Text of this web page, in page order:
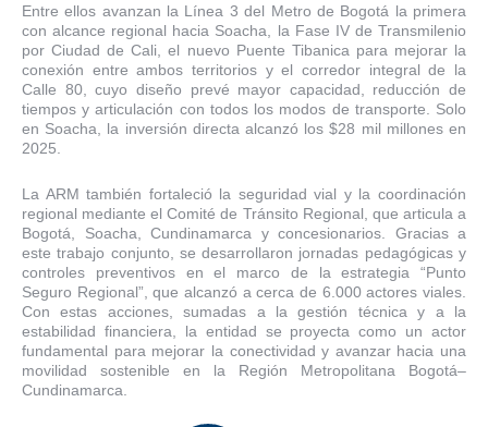
Entre ellos avanzan la Línea 3 del Metro de Bogotá la primera
con alcance regional hacia Soacha, la Fase IV de Transmilenio
por Ciudad de Cali, el nuevo Puente Tibanica para mejorar la
conexión entre ambos territorios y el corredor integral de la
Calle 80, cuyo diseño prevé mayor capacidad, reducción de
tiempos y articulación con todos los modos de transporte. Solo
en Soacha, la inversión directa alcanzó los $28 mil millones en
2025.
La ARM también fortaleció la seguridad vial y la coordinación
regional mediante el Comité de Tránsito Regional, que articula a
Bogotá, Soacha, Cundinamarca y concesionarios. Gracias a
este trabajo conjunto, se desarrollaron jornadas pedagógicas y
controles preventivos en el marco de la estrategia “Punto
Seguro Regional”, que alcanzó a cerca de 6.000 actores viales.
Con estas acciones, sumadas a la gestión técnica y a la
estabilidad financiera, la entidad se proyecta como un actor
fundamental para mejorar la conectividad y avanzar hacia una
movilidad sostenible en la Región Metropolitana Bogotá–
Cundinamarca.